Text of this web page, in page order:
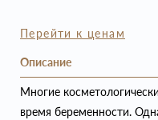
Перейти к ценам
Описание
Многие
время беременности.